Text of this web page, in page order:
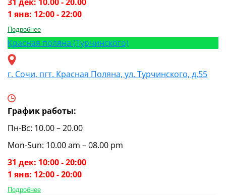
1 янв: 12:00 - 22:00
Подробнее
Красная поляна (Турчинского)
г. Сочи, пгт. Красная Поляна, ул. Турчинского, д.55
График работы:
Пн-Вс: 10.00 – 20.00
Mon-Sun: 10.00 am – 08.00 pm
31 дек: 10:00 - 20:00
1 янв: 12:00 - 20:00
Подробнее